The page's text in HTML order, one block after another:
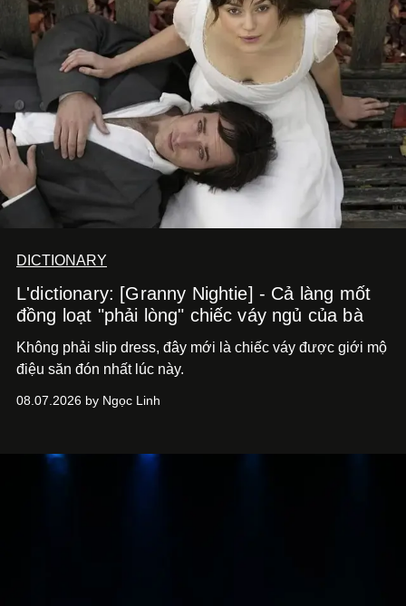
DICTIONARY
L'dictionary: [Granny Nightie] - Cả làng mốt
đồng loạt "phải lòng" chiếc váy ngủ của bà
Không phải slip dress, đây mới là chiếc váy được giới mộ
điệu săn đón nhất lúc này.
08.07.2026 by Ngọc Linh